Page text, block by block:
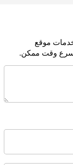
خدمات موقع
أسرع وقت ممكن.